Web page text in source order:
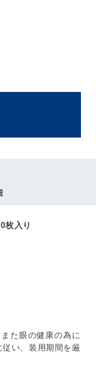
枚入り
た眼の健康の為に
い、装用期間を厳